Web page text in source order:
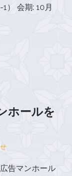
） 会期: 10月
ホールを
告マンホール